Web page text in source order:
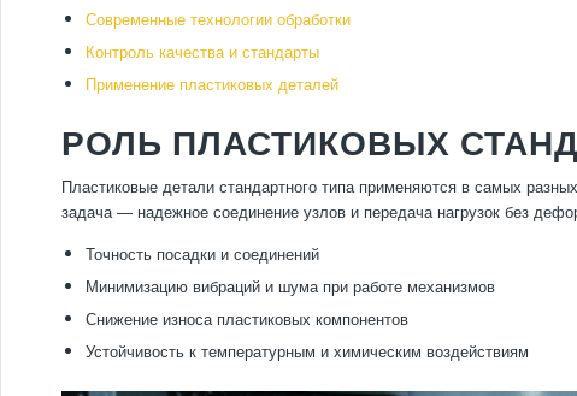
Современные технологии обработки
Контроль качества и стандарты
Применение пластиковых деталей
РОЛЬ ПЛАСТИКОВЫХ
Пластиковые детали стандартного типа применяются в самых
задача — надежное соединение узлов и передача нагрузок без
Точность посадки и соединений
Минимизацию вибраций и шума при работе механизмов
Снижение износа пластиковых компонентов
Устойчивость к температурным и химическим воздействиям